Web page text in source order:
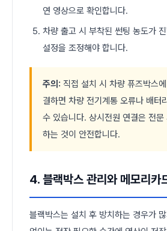
연 영상으로 확인합니다.
차량 출고 시 부착된 썬팅 농도가
설정을 조정해야 합니다.
주의: 직접 설치 시 차량 퓨즈박스
결하면 차량 전기계통 오류나 배터
수 있습니다. 상시전원 연결은 전문
하는 것이 안전합니다.
4. 블랙박스 관리와 메모리카
블랙박스는 설치 후 방치하는 경우가